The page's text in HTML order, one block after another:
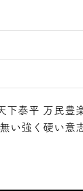
下泰平 万民豊
い強く硬い意